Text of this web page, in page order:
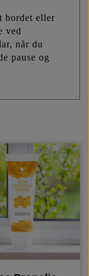
bordet eller
ved
når du
pause og